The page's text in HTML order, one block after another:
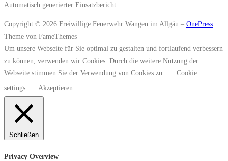
Automatisch generierter Einsatzbericht
Copyright © 2026 Freiwillige Feuerwehr Wangen im Allgäu – OnePress
Theme von FameThemes
Um unsere Webseite für Sie optimal zu gestalten und fortlaufend verbessern
zu können, verwenden wir Cookies. Durch die weitere Nutzung der
Webseite stimmen Sie der Verwendung von Cookies zu.
Cookie
settings
Akzeptieren
Schließen
Privacy Overview